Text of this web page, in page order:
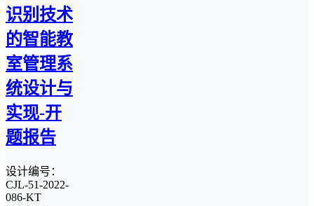
识别技术
的智能教
室管理系
统设计与
实现-开
题报告
设计编号：
CJL-51-2022-
086-KT